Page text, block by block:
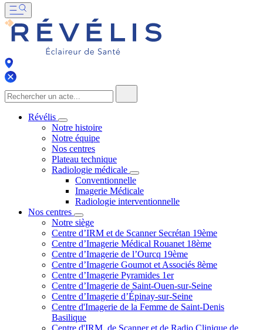
Révélis
Notre histoire
Notre équipe
Nos centres
Plateau technique
Radiologie médicale
Conventionnelle
Imagerie Médicale
Radiologie interventionnelle
Nos centres
Notre siège
Centre d’IRM et de Scanner Secrétan 19ème
Centre d’Imagerie Médical Rouanet 18ème
Centre d’Imagerie de l’Ourcq 19ème
Centre d’Imagerie Goumot et Associés 8ème
Centre d’Imagerie Pyramides 1er
Centre d’Imagerie de Saint-Ouen-sur-Seine
Centre d’Imagerie d’Épinay-sur-Seine
Centre d'Imagerie de la Femme de Saint-Denis
Basilique
Centre d'IRM, de Scanner et de Radio Clinique de